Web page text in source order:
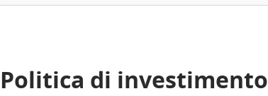
Politica di investimento